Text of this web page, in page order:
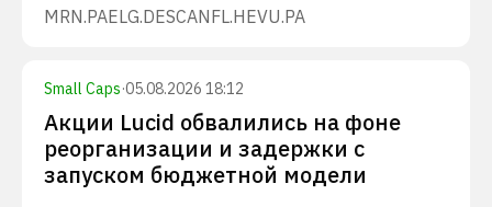
MRN.PAELG.DESCANFL.HEVU.PA
Small Caps·05.08.2026 18:12
Акции Lucid обвалились на фоне
реорганизации и задержки с
запуском бюджетной модели